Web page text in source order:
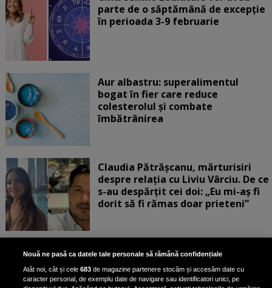
parte de o săptămână de excepție
în perioada 3-9 februarie
Aur albastru: superalimentul
bogat în fier care reduce
colesterolul și combate
îmbătrânirea
Claudia Pătrășcanu, mărturisiri
despre relația cu Liviu Vârciu. De ce
s-au despărțit cei doi: „Eu mi-aș fi
dorit să fi rămas doar prieteni”
„Turbați când vedeți corpul ăsta”.
Rux a răbufnit după ce a fost
criticată că a pozat în costum de
Nouă ne pasă ca datele tale personale să rămână confidențiale
Atât noi, cât și cele683 de magazine partenere stocăm și accesăm date cu
caracter personal, de exemplu date de navigare sau identificatori unici, pe